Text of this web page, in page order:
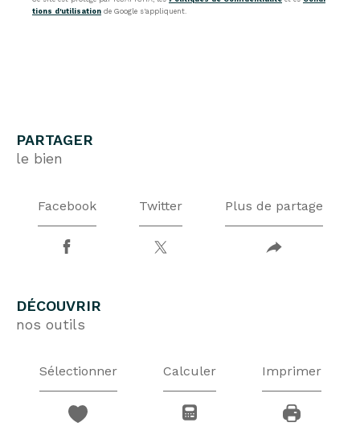
tions d'utilisation de Google s'appliquent.
PARTAGER
le bien
Facebook Twitter Plus de partage
DÉCOUVRIR
nos outils
Sélectionner Calculer Imprimer